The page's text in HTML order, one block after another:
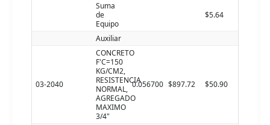
Suma
de
Equipo
$5.64
Auxiliar
03-2040
CONCRETO
F'C=150
KG/CM2,
RESISTENCIA
NORMAL,
AGREGADO
MAXIMO
3/4"
0.056700 $897.72 $50.90